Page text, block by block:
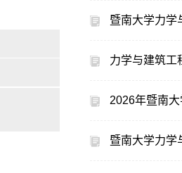
暨南大学力学
力学与建筑工
2026年暨南
暨南大学力学